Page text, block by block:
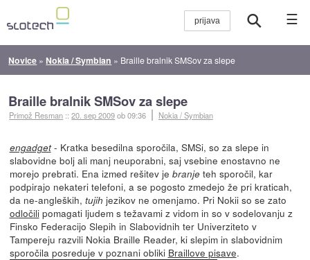
☰
Novice » Nokia / Symbian » Braille bralnik SMSov za slepe
Braille bralnik SMSov za slepe
Primož Resman ::20. sep 2009ob 09:36 Nokia / Symbian
engadget- Kratka besedilna sporočila, SMSi, so za slepe in
slabovidne bolj ali manj neuporabni, saj vsebine enostavno ne
morejo prebrati. Ena izmed rešitev je branjeteh sporočil, kar
podpirajo nekateri telefoni, a se pogosto zmedejo že pri kraticah,
da ne-angleških, tujih jezikov ne omenjamo. Pri Nokii so se zato
odločilipomagati ljudem s težavami z vidom in so v sodelovanju z
Finsko Federacijo Slepih in Slabovidnih ter Univerziteto v
Tampereju razvili Nokia Braille Reader, ki slepim in slabovidnim
sporočila posreduje v poznani obliki Braillove pisave.